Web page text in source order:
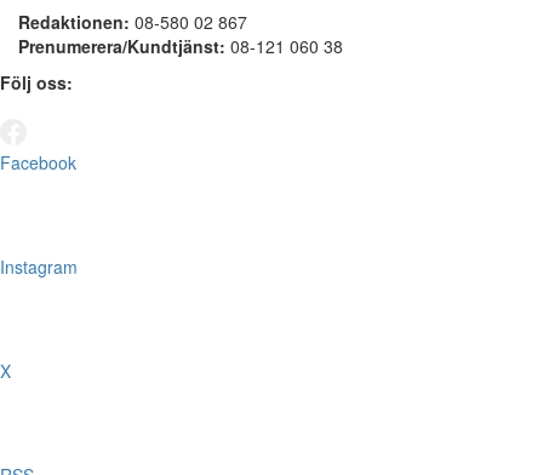
Redaktionen: 08-580 02 867
Prenumerera/Kundtjänst: 08-121 060 38
Följ oss:
Facebook
Instagram
X